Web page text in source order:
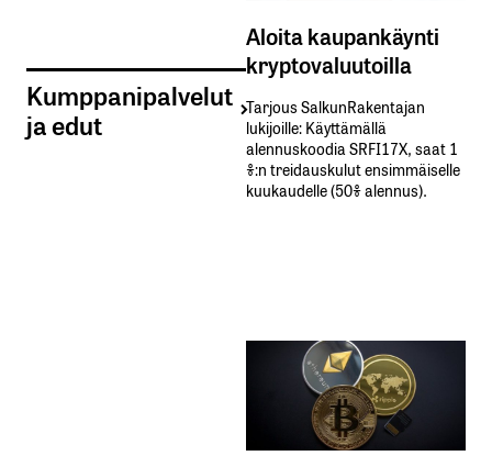
Kumppanipalvelut
ja edut
Aloita kaupankäynti
kryptovaluutoilla
Tarjous SalkunRakentajan
lukijoille: Käyttämällä​ ​
alennuskoodia​ ​SRFI17X,​ ​saat​ ​1
%:n treidauskulut​ ​ensimmäiselle​ ​
kuukaudelle​ ​(50%​ ​alennus).